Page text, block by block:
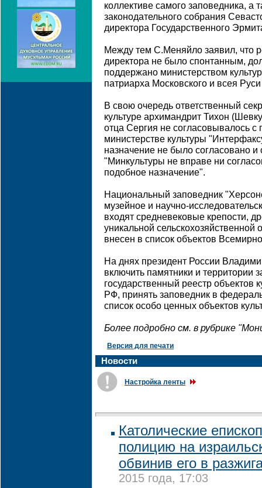
коллективе самого заповедника, а
законодательного собрания
директора Государственного
Между тем С.Меняйло заявил, что
директора не было спонтанным,
поддержано министерством
патриарха Московского и всея
В свою очередь ответственный
культуре архимандрит Тихон
отца Сергия не согласовывалось с
министерстве культуры
назначение не было согласовано и
"Минкультуры не вправе ни
подобное назначение".
Национальный заповедник
музейное и научно-
входят средневековые крепости,
уникальной сельскохозяйственной
внесен в список объектов
На днях президент России
включить памятники и территории
государственный реестр объектов
РФ, принять заповедник в
список особо ценных объектов
Более подробно см. в рубрике
Версия для печати
Новости
Настройка ленты
Католические
полицию на
обвинив его в
2015 года, 17:03